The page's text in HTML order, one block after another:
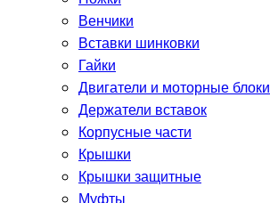
Венчики
Вставки шинковки
Гайки
Двигатели и моторные блоки
Держатели вставок
Корпусные части
Крышки
Крышки защитные